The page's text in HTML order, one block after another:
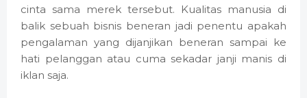
cinta sama merek tersebut. Kualitas manusia di
balik sebuah bisnis beneran jadi penentu apakah
pengalaman yang dijanjikan beneran sampai ke
hati pelanggan atau cuma sekadar janji manis di
iklan saja.